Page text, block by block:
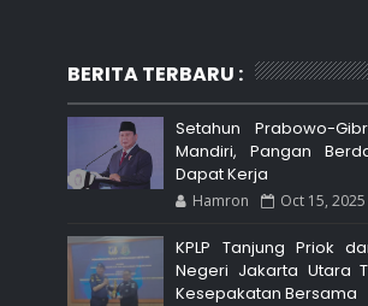
BERITA TERBARU :
Setahun Prabowo-
Mandiri, Pangan
Dapat Kerja
Hamron Oct 15, 2025
KPLP Tanjung Priok
Negeri Jakarta Utara
Kesepakatan Bersama